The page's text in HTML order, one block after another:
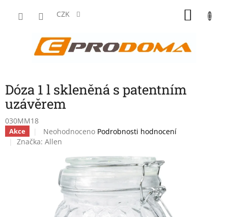
CZK
Dóza 1 l skleněná s patentním
uzávěrem
030MM18
Akce
Průměrné
hodnocení
hvězdiček.
Neohodnoceno Podrobnosti hodnocení
Značka: Allen